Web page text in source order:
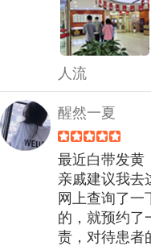
人流
醒然一夏
最近白带发黄
亲戚建议我去
网上查询了一
的，就预约了
责，对待患者